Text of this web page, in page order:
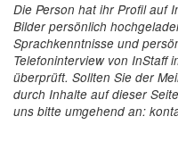
Die Person hat ihr Profil auf
Bilder persönlich
Sprachkenntnisse und
Telefoninterview von InStaff
überprüft. Sollten Sie der
durch Inhalte auf dieser
uns bitte umgehend an: